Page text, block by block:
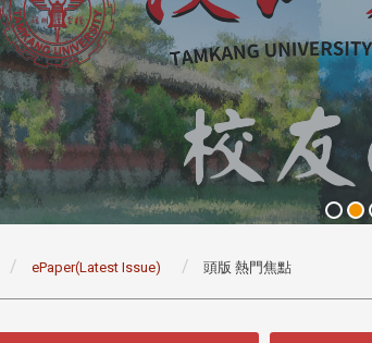
ePaper(Latest Issue) 頭版 熱門焦點